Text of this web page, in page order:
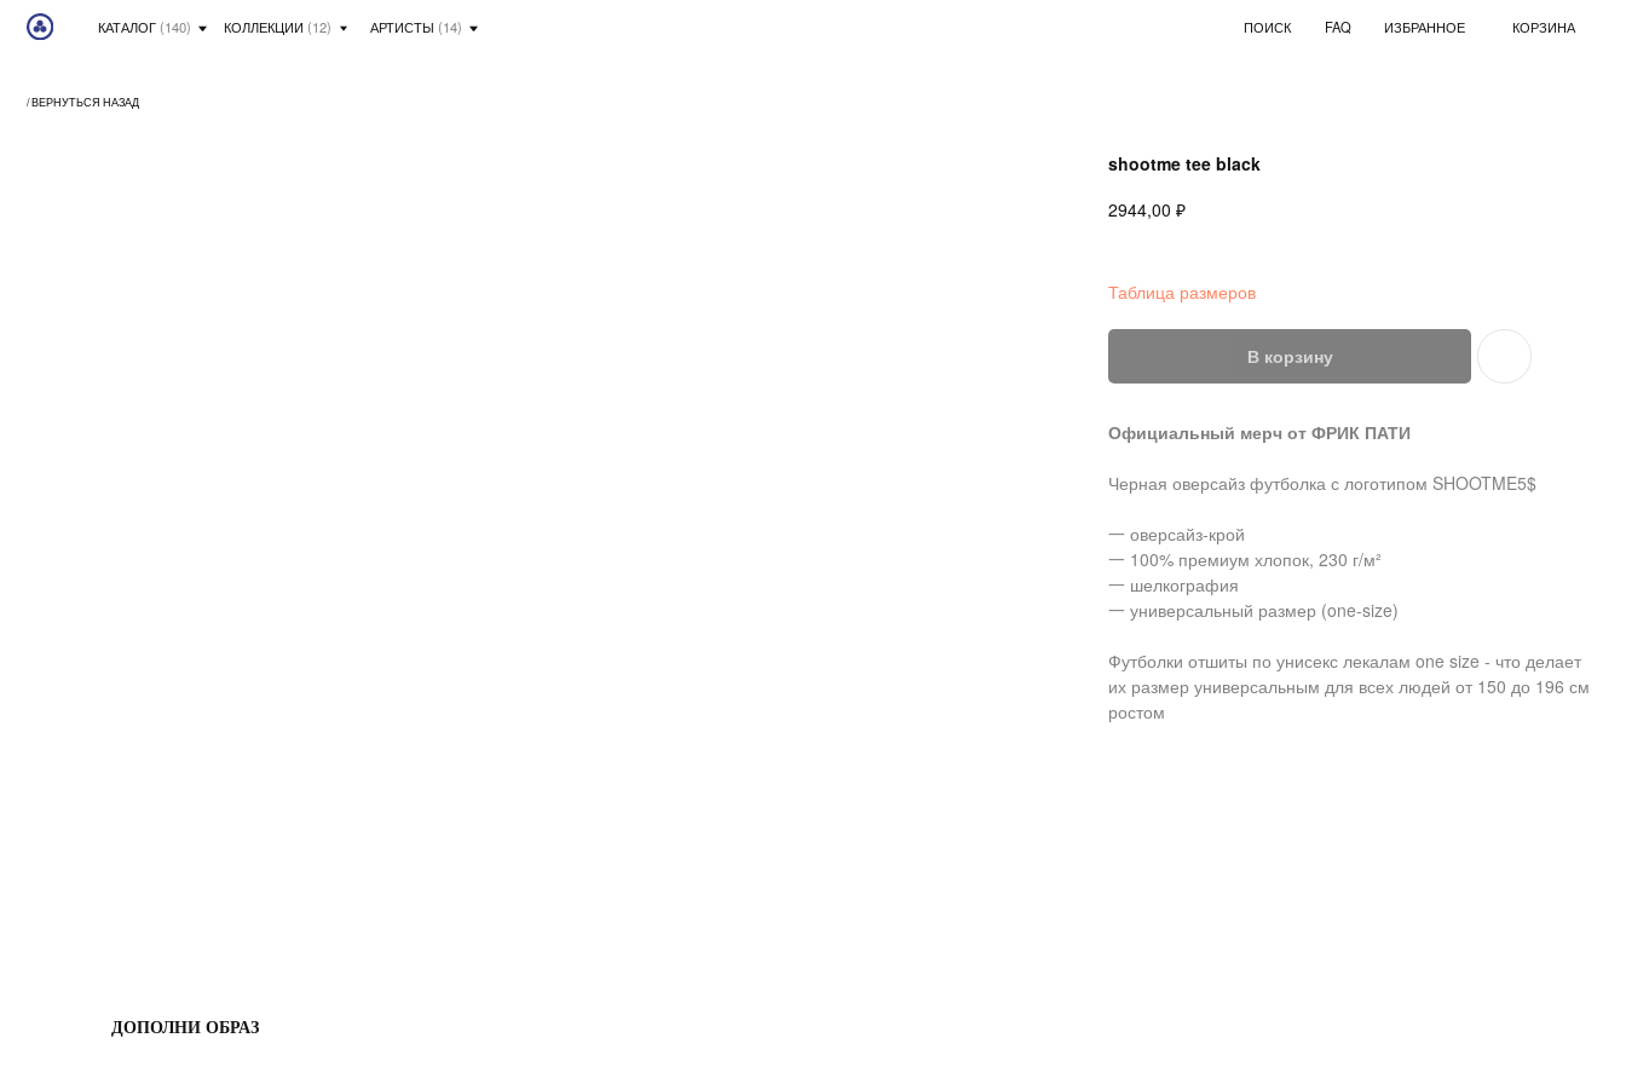
КАТАЛОГ(140) КОЛЛЕКЦИИ(12) ИЗБРАННОЕ КОРЗИНА
АРТИСТЫ(14)
shootme tee black
2944,00 ₽
Таблица размеров
В корзину
Официальный мерч от ФРИК ПАТИ
Черная оверсайз футболка с логотипом SHOOTME5$
一 оверсайз-крой
一 100% премиум хлопок, 230 г/м²
一 шелкография
一 универсальный размер (one-size)
Футболки отшиты по унисекс лекалам one size - что делает
их размер универсальным для всех людей от 150 до 196 см
ростом
ДОПОЛНИ ОБРАЗ